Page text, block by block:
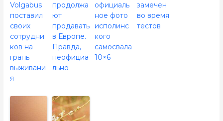
Volgabus
поставил
своих
сотрудни
ков на
грань
выживани
я
продолжа
ют
продавать
в Европе.
Правда,
неофициа
льно
официаль
ное фото
исполинс
кого
самосвала
10×6
замечен
во время
тестов